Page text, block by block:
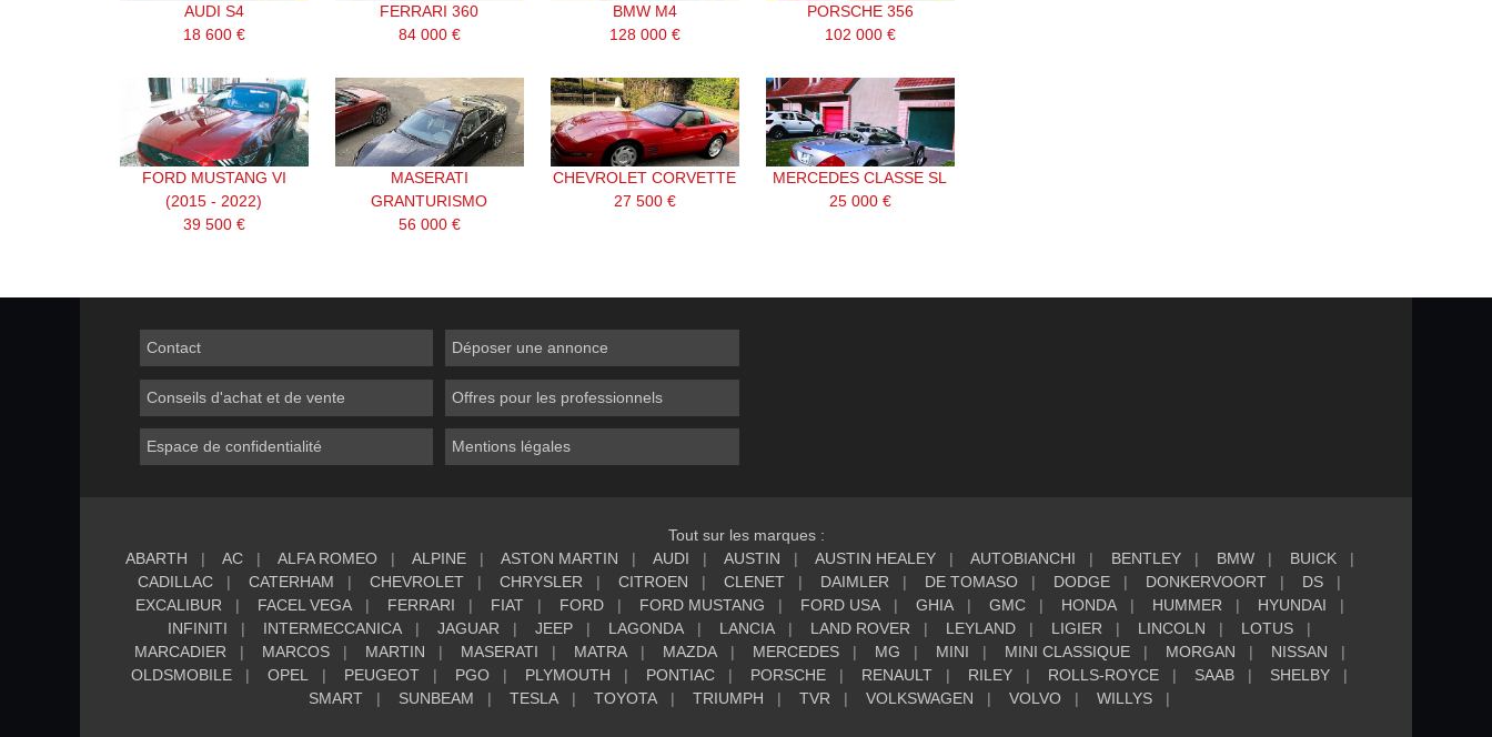
AUDI S4
18 600 €
FERRARI 360
84 000 €
BMW M4
128 000 €
PORSCHE 356
102 000 €
FORD MUSTANG VI
(2015 - 2022)
39 500 €
MASERATI
GRANTURISMO
56 000 €
CHEVROLET CORVETTE
27 500 €
MERCEDES CLASSE SL
25 000 €
Contact Déposer une annonce
Conseils d'achat et de vente Offres pour les professionnels
Espace de confidentialité Mentions légales
Tout sur les marques :
ABARTH
AC ALFA ROMEO ALPINE ASTON MARTIN AUDI AUSTIN AUSTIN HEALEY AUTOBIANCHI BENTLEY BMW
BUICK
CADILLAC
CATERHAM CHEVROLET CHRYSLER CITROEN CLENET DAIMLER DE TOMASO DODGE DONKERVOORT
DS
EXCALIBUR
FACEL VEGA FERRARI FIAT FORD FORD MUSTANG FORD USA GHIA GMC HONDA HUMMER
HYUNDAI
INFINITI
INTERMECCANICA JAGUAR JEEP LAGONDA LANCIA LAND ROVER LEYLAND LIGIER LINCOLN
LOTUS
MARCADIER
MARCOS MARTIN MASERATI MATRA MAZDA MERCEDES MG MINI MINI CLASSIQUE MORGAN
NISSAN
OLDSMOBILE
OPEL PEUGEOT PGO PLYMOUTH PONTIAC PORSCHE RENAULT RILEY ROLLS-ROYCE SAAB
SHELBY
SMART
SUNBEAM TESLA TOYOTA TRIUMPH TVR VOLKSWAGEN VOLVO WILLYS